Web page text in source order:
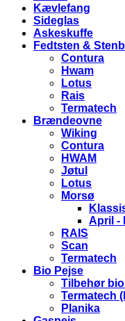
Kævlefang
Sideglas
Askeskuffe
Fedtsten &
Contura
Hwam
Lotus
Rais
Termatech
Brændeovne
Wiking
Contura
HWAM
Jøtul
Lotus
Morsø
April -
RAIS
Scan
Termatech
Bio Pejse
Tilbehør
Termatech
Planika